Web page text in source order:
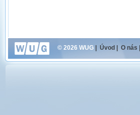
© 2026 WUG Úvod O nás